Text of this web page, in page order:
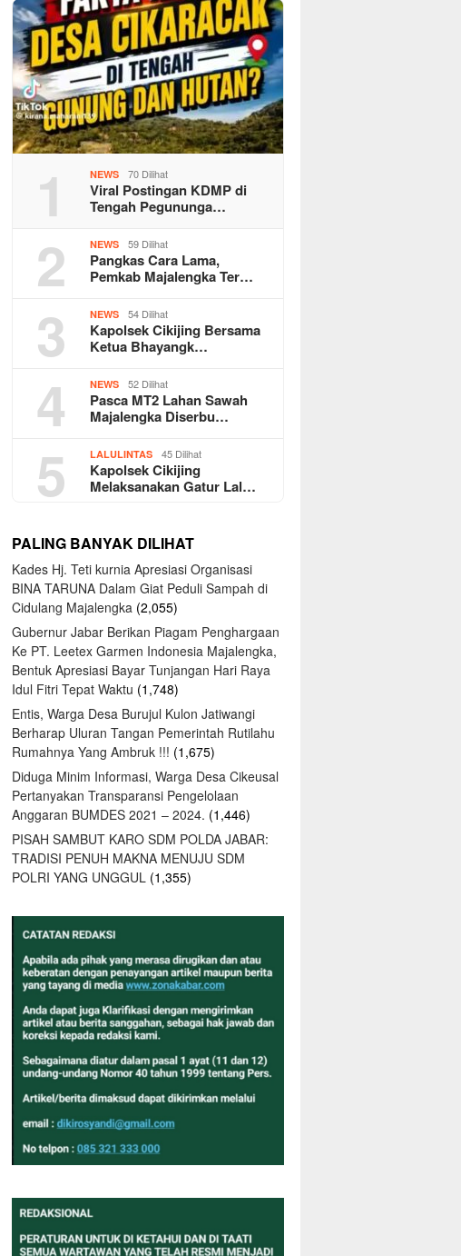
1 NEWS 70 Dilihat
Viral Postingan KDMP di
Tengah Pegununga…
2 NEWS 59 Dilihat
Pangkas Cara Lama,
Pemkab Majalengka Ter…
3 NEWS 54 Dilihat
Kapolsek Cikijing Bersama
Ketua Bhayangk…
4 NEWS 52 Dilihat
Pasca MT2 Lahan Sawah
Majalengka Diserbu…
5 LALULINTAS 45 Dilihat
Kapolsek Cikijing
Melaksanakan Gatur Lal…
PALING BANYAK DILIHAT
Kades Hj. Teti kurnia Apresiasi Organisasi
BINA TARUNA Dalam Giat Peduli Sampah di
Cidulang Majalengka (2,055)
Gubernur Jabar Berikan Piagam Penghargaan
Ke PT. Leetex Garmen Indonesia Majalengka,
Bentuk Apresiasi Bayar Tunjangan Hari Raya
Idul Fitri Tepat Waktu (1,748)
Entis, Warga Desa Burujul Kulon Jatiwangi
Berharap Uluran Tangan Pemerintah Rutilahu
Rumahnya Yang Ambruk !!! (1,675)
Diduga Minim Informasi, Warga Desa Cikeusal
Pertanyakan Transparansi Pengelolaan
Anggaran BUMDES 2021 – 2024. (1,446)
PISAH SAMBUT KARO SDM POLDA JABAR:
TRADISI PENUH MAKNA MENUJU SDM
POLRI YANG UNGGUL (1,355)